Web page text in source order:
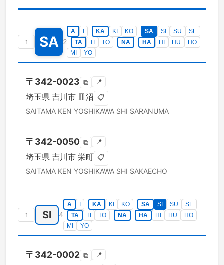
↑ SA 2
A KA KI KO SA SI SU
SE
TA
TI TO NA HA HI HU
HO
MI
YO
〒 342-0023 ⧉ 📍
埼玉県 吉川市 皿沼 📋
SAITAMA KEN YOSHIKAWA SHI SARANUMA
〒 342-0050 ⧉ 📍
埼玉県 吉川市 栄町 📋
SAITAMA KEN YOSHIKAWA SHI SAKAECHO
↑ SI 4
A KA KI KO SA SI SU
SE
TA
TI TO NA HA HI HU
HO
MI
YO
〒 342-0002 ⧉ 📍